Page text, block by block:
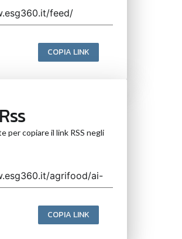
COPIA LINK
per copiare il link RSS negli
COPIA LINK